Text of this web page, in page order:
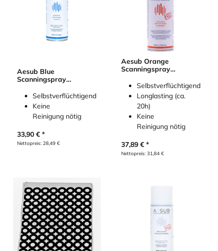
Aesub Blue
Scanningspray
Selbstverflüchtigend
Keine
Reinigung nötig
33,90 €
Nettopreis: 28,49 €
Aesub Orange
Scanningspray
Selbstverflüchtigend
Longlasting (ca.
20h)
Keine
Reinigung nötig
37,89€
Nettopreis: 31,84€